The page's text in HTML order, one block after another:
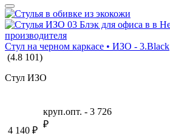
Стул на черном каркасе • ИЗО - 3.Black
(4.8 101)
Стул ИЗО
4 140 ₽
круп.опт. - 3 726
₽